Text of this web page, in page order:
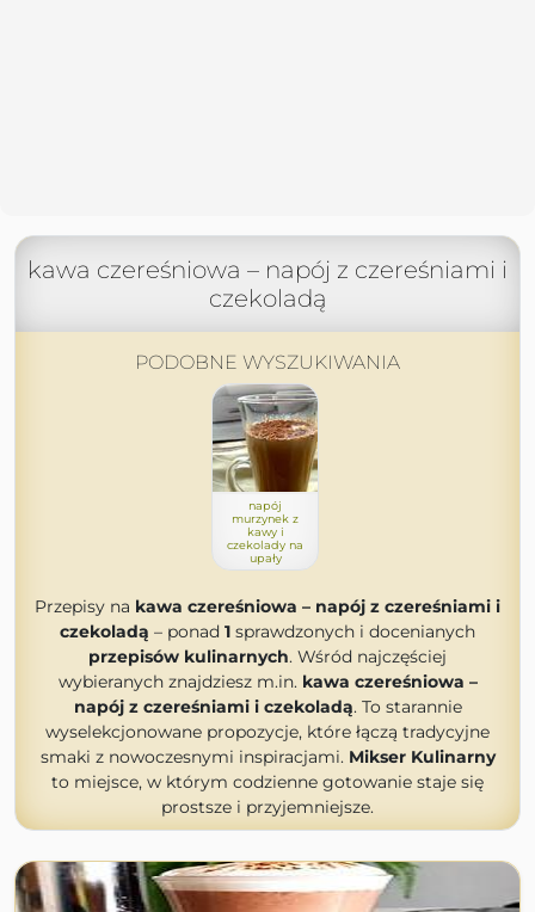
kawa czereśniowa – napój z czereśniami i
czekoladą
PODOBNE WYSZUKIWANIA
napój
murzynek z
kawy i
czekolady na
upały
Przepisy na kawa czereśniowa – napój z czereśniami i
czekoladą – ponad 1 sprawdzonych i docenianych
przepisów kulinarnych. Wśród najczęściej
wybieranych znajdziesz m.in. kawa czereśniowa –
napój z czereśniami i czekoladą. To starannie
wyselekcjonowane propozycje, które łączą tradycyjne
smaki z nowoczesnymi inspiracjami. Mikser Kulinarny
to miejsce, w którym codzienne gotowanie staje się
prostsze i przyjemniejsze.